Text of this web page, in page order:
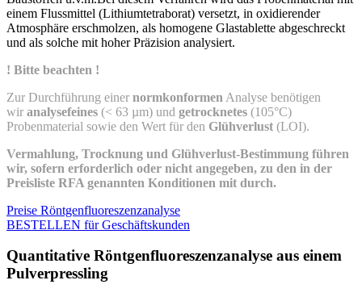
einem Flussmittel (Lithiumtetraborat) versetzt, in oxidierender
Atmosphäre erschmolzen, als homogene Glastablette abgeschreckt
und als solche mit hoher Präzision analysiert.
! Bitte beachten !
Zur Durchführung einer normkonformen Analyse benötigen
wir analysefeines (< 63 µm) und getrocknetes (105°C)
Probenmaterial sowie den Wert für den Glühverlust (LOI).
Vermahlung, Trocknung und Glühverlust-Bestimmung führen
wir, sofern erforderlich oder nicht angegeben, zu den in der
Preisliste RFA genannten Konditionen mit durch.
Preise Röntgenfluoreszenzanalyse
BESTELLEN für Geschäftskunden
Quantitative Röntgenfluoreszenzanalyse aus einem
Pulverpressling